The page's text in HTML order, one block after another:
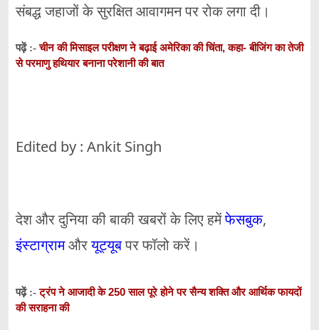
संबद्ध जहाजों के सुरक्षित आवागमन पर रोक लगा दी।
पढ़ें :-चीन की मिसाइल परीक्षण ने बढ़ाई अमेरिका की चिंता, कहा- बीजिंग का तेजी
से परमाणु हथियार बनाना परेशानी की बात
Edited by : Ankit Singh
देश और दुनिया की बाकी खबरों के लिए हमेंफेसबुक,
इंस्टाग्रामऔरयूट्यूबपर फॉलो करें।
पढ़ें :-ट्रंप ने आजादी के 250 साल पूरे होने पर सैन्य शक्ति और आर्थिक फायदों
की सराहना की